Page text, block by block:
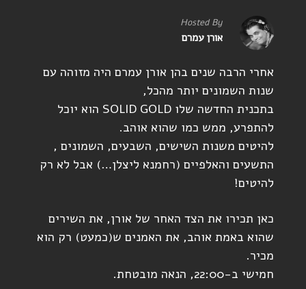
Hosted By
אורן עמרם
אחרי הרבה שנים בהן אורן עמרם היה מזוהה עם
שנות השמונים יותר מהכל,
בתכנית החדשה שלו SOLID GOLD הוא יוכל
להתפרע, ממש כמו שהוא אוהב.
להיטים משנות השישים, השבעים, השמונים ,
התשעים והאלפיים (רחמנא ליצלן…) אבל לא רק
להיטים!
כאן תכירו את הצד האחר של אורן, את השירים
שהוא באמת אוהב, את האמנים ש(כמעט) רק הוא
מכיר.
חמישי ב-22:00, הנאה מובטחת.